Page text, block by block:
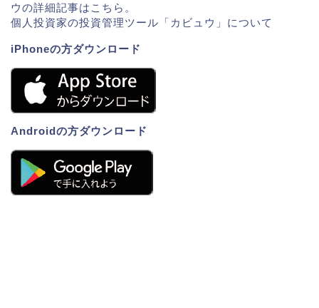
ウの詳細記事はこちら。
個人投資家の投資管理ツール「カビュウ」について
iPhoneの方ダウンロード
Androidの方ダウンロード